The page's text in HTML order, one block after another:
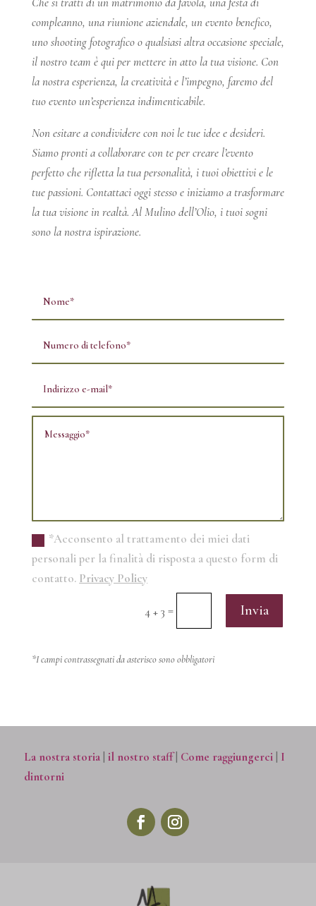
compleanno, una riunione aziendale, un evento benefico,
uno shooting fotografico o qualsiasi altra occasione speciale,
il nostro team è qui per mettere in atto la tua visione. Con
la nostra esperienza, la creatività e l’impegno, faremo del
tuo evento un’esperienza indimenticabile.
Non esitare a condividere con noi le tue idee e desideri.
Siamo pronti a collaborare con te per creare l’evento
perfetto che rifletta la tua personalità, i tuoi obiettivi e le
tue passioni. Contattaci oggi stesso e iniziamo a trasformare
la tua visione in realtà. Al Mulino dell’Olio, i tuoi sogni
sono la nostra ispirazione.
*Acconsento al trattamento dei miei dati
personali per la finalità di risposta a questo form di
contatto. Privacy Policy
4 + 3 = Invia
*I campi contrassegnati da asterisco sono obbligatori
La nostra storia| il nostro staff| Come raggiungerci| I
dintorni